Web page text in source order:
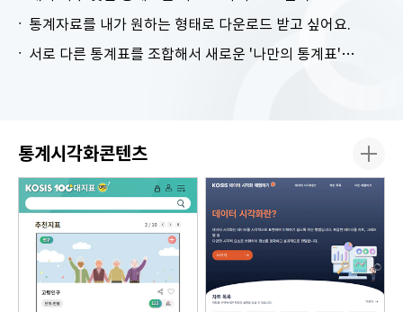
통계자료를 내가 원하는 형태로 다운로드 받고 싶어요.
서로 다른 통계표를 조합해서 새로운 '나만의 통계표'를 만들고 싶어요.
통계시각화콘텐츠